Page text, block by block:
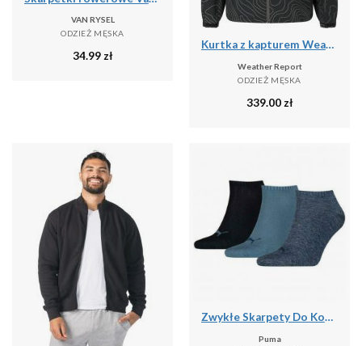
VAN RYSEL
ODZIEŻ MĘSKA
34.99zł
Kurtka z kapturem Weather Report Delton Aop AWG W-PRO 15000
Weather Report
ODZIEŻ MĘSKA
339.00 zł
Zwykłe Skarpety Do Kostki Unisex Dla Dorosłych (zestaw 3 Sztuk)
Puma